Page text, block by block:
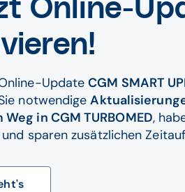
Online-
UpdateCGM SMART
notwendige
in CGM TURBOMED,
sparen zusätzlichen